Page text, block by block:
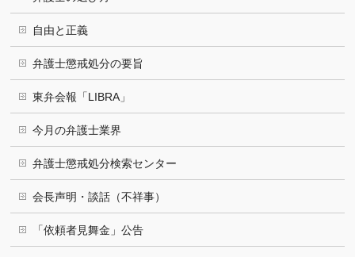
自由と正義
弁護士懲戒処分の要旨
東弁会報「LIBRA」
今月の弁護士業界
弁護士懲戒処分検索センター
会長声明・談話（不祥事）
「依頼者見舞金」公告